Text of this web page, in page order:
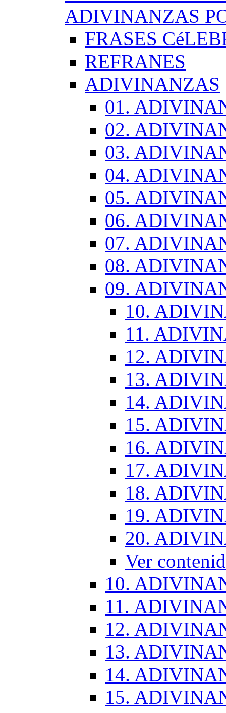
ADIVINANZAS
FRASES
REFRANES
ADIVINANZAS
01.
02.
03.
04.
05.
06.
07.
08.
09.
10.
11.
12.
13.
14.
15.
16.
17.
18.
19.
20.
Ver
10.
11.
12.
13.
14.
15.